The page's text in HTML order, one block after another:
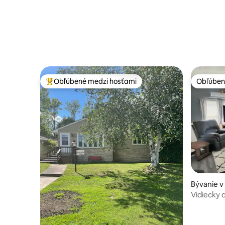
Najobľúbenejšie medzi hosťami
Obľúbené medzi hosťami
Bývanie
Vidiecky